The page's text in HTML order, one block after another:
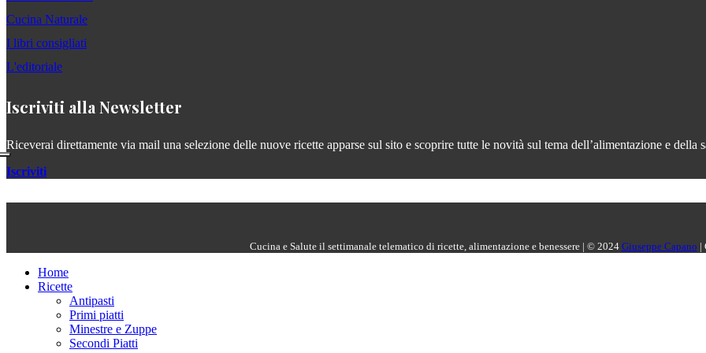
Cucina Naturale
I libri consigliati
L'editoriale
Iscriviti alla Newsletter
Riceverai direttamente via mail una selezione delle nuove ricette apparse sul sito e scoprire tutte le novità sul tema dell’alimentazione e della
Iscriviti
Cucina e Salute il settimanale telematico di ricette, alimentazione e benessere | © 2024 Giuseppe Capano |
Home
Ricette
Antipasti
Primi piatti
Minestre e Zuppe
Secondi Piatti